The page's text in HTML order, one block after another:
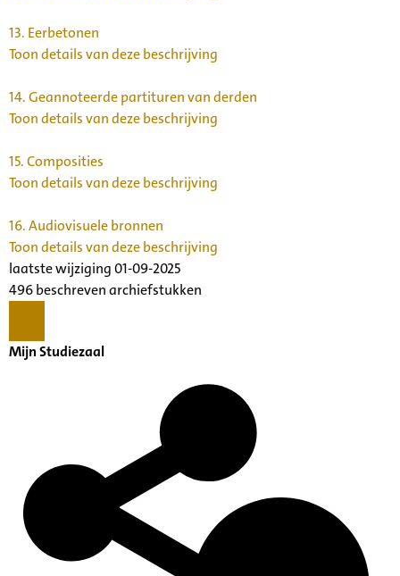
13. Eerbetonen
Toon details van deze beschrijving
14.Geannoteerde partituren van derden
Toon details van deze beschrijving
15.Composities
Toon details van deze beschrijving
16.Audiovisuele bronnen
Toon details van deze beschrijving
laatste wijziging 01-09-2025
496 beschreven archiefstukken
Mijn Studiezaal